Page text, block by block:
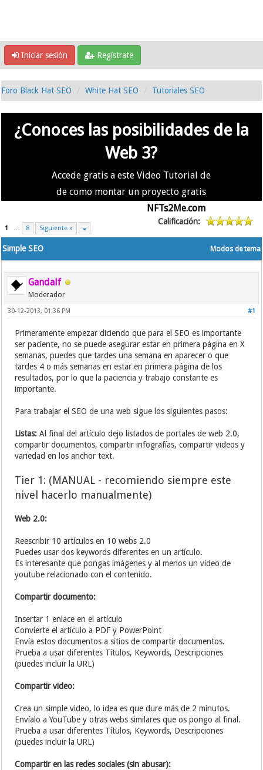
Iniciar sesión Regístrate
Foro Black Hat SEO White Hat SEO Tutoriales SEO
¿Conoces las posibilidades de la
Web 3?
Accede gratis a este Video Tutorial de
de como montar un proyecto gratis
NFTs2Me.com
1 … 8 Siguiente »
Calificación:
Modos de tema
Simple SEO
Gandalf
Moderador
#1
30-12-2013, 01:36 PM
Primeramente empezar diciendo que para el SEO es importante
ser paciente, no se puede asegurar estar en primera página en X
semanas, puedes que tardes una semana en aparecer o que
tardes 4 o más semanas en estar en primera página de los
resultados, por lo que la paciencia y trabajo constante es
importante.
Para trabajar el SEO de una web sigue los siguientes pasos:
Listas: Al final del artículo dejo listados de portales de web 2.0,
compartir documentos, compartir infografías, compartir videos y
variedad en los anchor text.
Tier 1: (MANUAL - recomiendo siempre este
nivel hacerlo manualmente)
Web 2.0:
Reescribir 10 artículos en 10 webs 2.0
Puedes usar dos keywords diferentes en un artículo.
Es interesante que pongas imágenes y al menos un vídeo de
youtube relacionado con el contenido.
Compartir documento:
Insertar 1 enlace en el artículo
Convierte el artículo a PDF y PowerPoint
Envía estos documentos a sitios de compartir documentos.
Prueba a usar diferentes Títulos, Keywords, Descripciones
(puedes incluir la URL)
Compartir video:
Crea un simple video, lo idea es que dure más de 2 minutos.
Envíalo a YouTube y otras webs similares que os pongo al final.
Prueba a usar diferentes Títulos, Keywords, Descripciones
(puedes incluir la URL)
Compartir en las redes sociales (sin abusar):